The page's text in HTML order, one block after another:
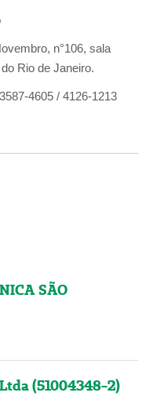
n°106, sala
Rio de Janeiro.
4605 / 4126-1213
SÃO
(51004348-2)